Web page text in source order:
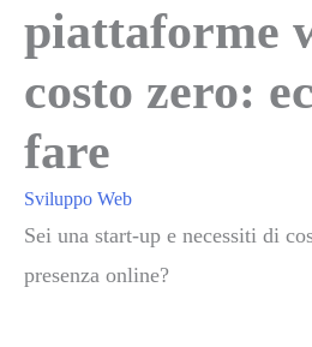
piattaforme
costo zero:
fare
Sviluppo Web
Sei una start-up e necessiti di
presenza online?